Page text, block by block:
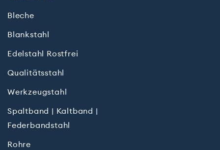
Bleche
Blankstahl
Edelstahl Rostfrei
Qualitätsstahl
Werkzeugstahl
Spaltband | Kaltband |
Federbandstahl
Rohre